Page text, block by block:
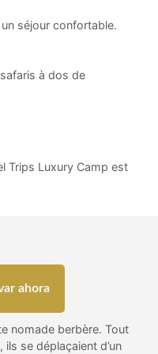
séjour confortable.
à dos de
Trips Luxury Camp est
ahora
nomade berbère. Tout
se déplaçaient d’un